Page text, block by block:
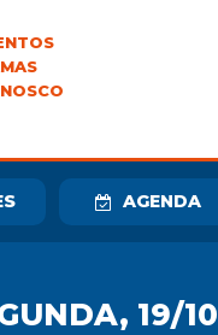
AGENDA
19/10